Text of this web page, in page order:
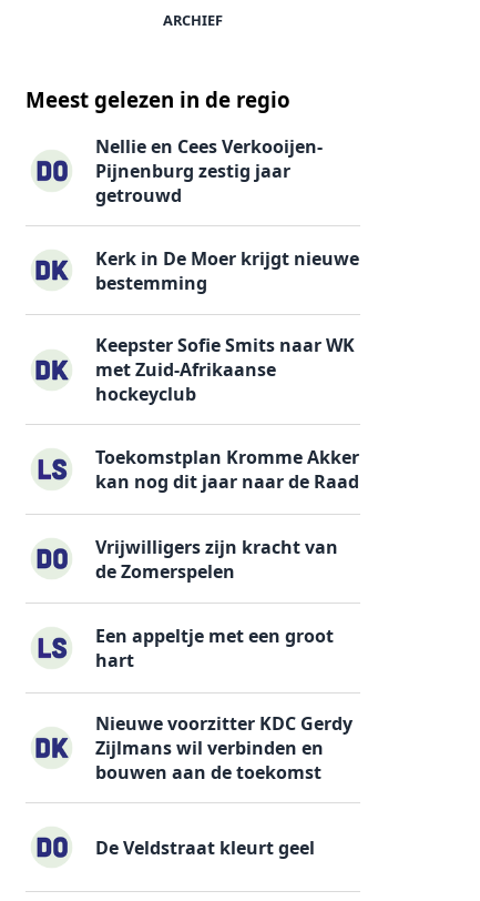
ARCHIEF
Meest gelezen in de regio
Nellie en Cees Verkooijen-
Pijnenburg zestig jaar
getrouwd
Kerk in De Moer krijgt nieuwe
bestemming
Keepster Sofie Smits naar WK
met Zuid-Afrikaanse
hockeyclub
Toekomstplan Kromme Akker
kan nog dit jaar naar de Raad
Vrijwilligers zijn kracht van
de Zomerspelen
Een appeltje met een groot
hart
Nieuwe voorzitter KDC Gerdy
Zijlmans wil verbinden en
bouwen aan de toekomst
De Veldstraat kleurt geel